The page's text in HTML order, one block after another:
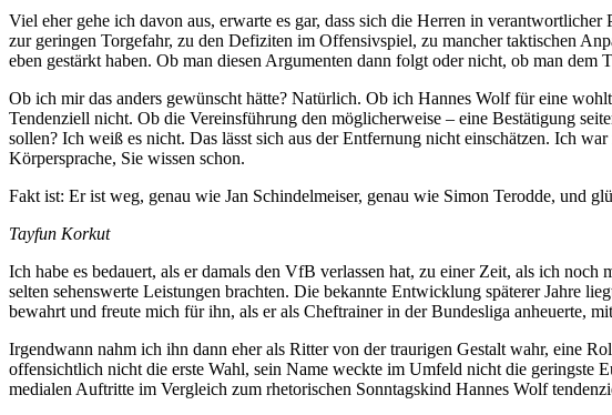
Viel eher gehe ich davon aus, erwarte es gar, dass sich die Herren in
zur geringen Torgefahr, zu den Defiziten im Offensivspiel, zu mancher taktischen
eben gestärkt haben. Ob man diesen Argumenten dann folgt oder nicht, ob man
Ob ich mir das anders gewünscht hätte? Natürlich. Ob ich Hannes Wolf für eine
Tendenziell nicht. Ob die Vereinsführung den möglicherweise – eine Bestätigung
sollen? Ich weiß es nicht. Das lässt sich aus der Entfernung nicht einschätzen. Ich
Körpersprache, Sie wissen schon.
Fakt ist: Er ist weg, genau wie Jan Schindelmeiser, genau wie Simon Terodde, und
Tayfun Korkut
Ich habe es bedauert, als er damals den VfB verlassen hat, zu einer Zeit, als ich
selten sehenswerte Leistungen brachten. Die bekannte Entwicklung späterer Jahre
bewahrt und freute mich für ihn, als er als Cheftrainer in der Bundesliga anheuerte,
Irgendwann nahm ich ihn dann eher als Ritter von der traurigen Gestalt wahr, eine
offensichtlich nicht die erste Wahl, sein Name weckte im Umfeld nicht die geringste
medialen Auftritte im Vergleich zum rhetorischen Sonntagskind Hannes Wolf